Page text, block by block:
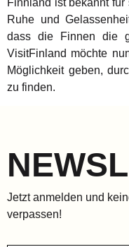
Ruhe und
dass die Finnen die
VisitFinland möchte
Möglichkeit geben,
zu finden.
Jetzt anmelden und
verpassen!